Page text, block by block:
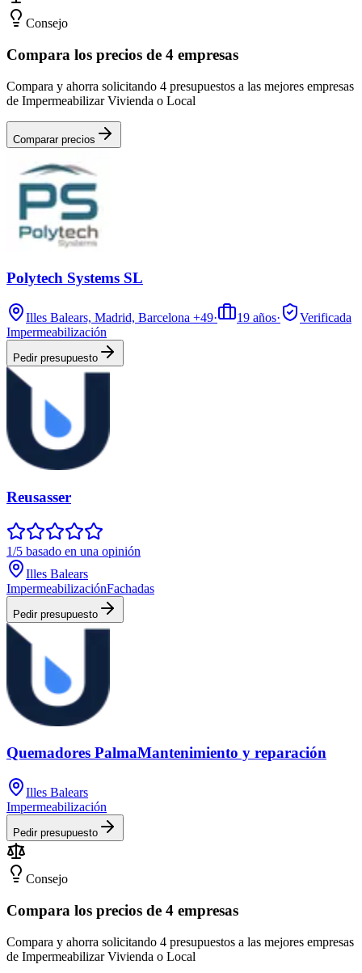
Consejo
Compara los precios de 4 empresas
Compara y ahorra solicitando 4 presupuestos a las mejores empresas
de Impermeabilizar Vivienda o Local
Comparar precios
Polytech Systems SL
Illes Balears, Madrid, Barcelona +49· 19 años·
Verificada
Impermeabilización
Pedir presupuesto
Reusasser
1/5 basado en una opinión
Illes Balears
ImpermeabilizaciónFachadas
Pedir presupuesto
Quemadores PalmaMantenimiento y reparación
Illes Balears
Impermeabilización
Pedir presupuesto
Consejo
Compara los precios de 4 empresas
Compara y ahorra solicitando 4 presupuestos a las mejores empresas
de Impermeabilizar Vivienda o Local